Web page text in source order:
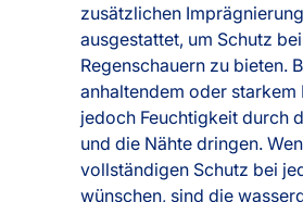
zusätzlichen Imprägnierung
ausgestattet, um Schutz
Regenschauern zu bieten.
anhaltendem oder starkem
jedoch Feuchtigkeit durch
und die Nähte dringen.
vollständigen Schutz bei
wünschen, sind die